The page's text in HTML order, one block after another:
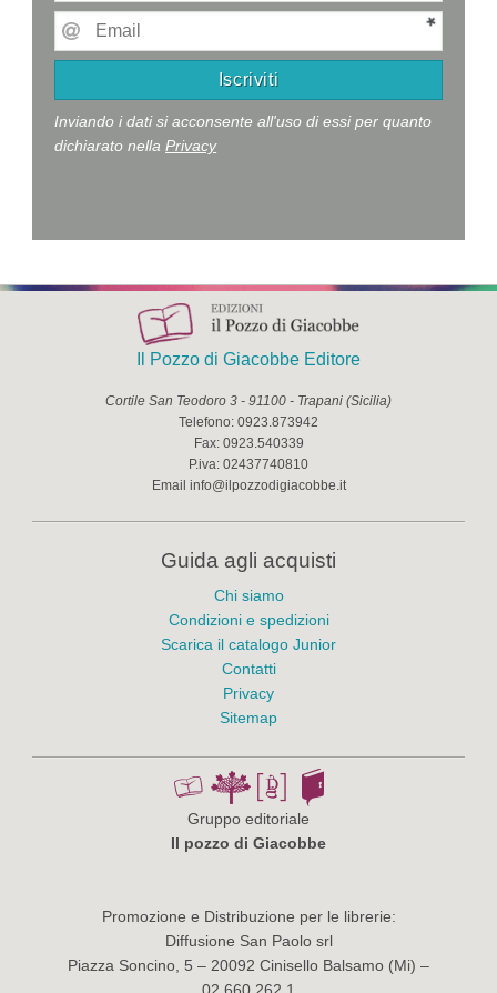
Inviando i dati si acconsente all'uso di essi per quanto
dichiarato nellaPrivacy
Il Pozzo di Giacobbe Editore
Cortile San Teodoro 3 - 91100 - Trapani (Sicilia)
Telefono: 0923.873942
Fax: 0923.540339
P.iva: 02437740810
Email info@ilpozzodigiacobbe.it
Guida agli acquisti
Chi siamo
Condizioni e spedizioni
Scarica il catalogo Junior
Contatti
Privacy
Sitemap
Gruppo editoriale
Il pozzo di Giacobbe
Promozione e Distribuzione per le librerie:
Diffusione San Paolo srl
Piazza Soncino, 5 – 20092 Cinisello Balsamo (Mi) –
02.660.262.1